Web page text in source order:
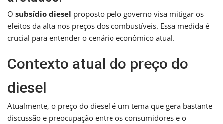
O subsídio diesel proposto pelo governo visa mitigar os
efeitos da alta nos preços dos combustíveis. Essa medida é
crucial para entender o cenário econômico atual.
Contexto atual do preço do
diesel
Atualmente, o preço do diesel é um tema que gera bastante
discussão e preocupação entre os consumidores e o